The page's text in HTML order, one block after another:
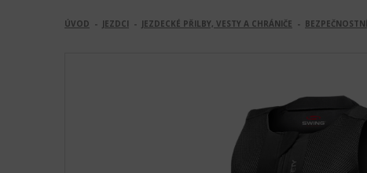
ÚVOD - JEZDCI - JEZDECKÉ PŘILBY, VESTY A CHRÁNIČE -